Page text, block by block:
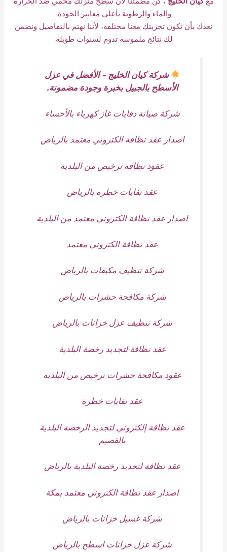
والماء والرطوبة بأعلى معايير الجودة.
نعدك بأن تكون تجربتك معنا مختلفة، لأننا نهتم بالتفاصيل ونضمن
لك نتائج ملموسة تدوم لسنوات طويلة.
شركة كيان الخليج – الأفضل في عزل
الأسطح بالجبيل بخبرة وجودة مضمونة.
شركة صيانة دفايات غاز كهرباء بالأحساء
اصدار عقد نظافة الكتروني معتمد بالرياض
عقود نظافة ترخيص من البلدية
عقد نفايات خطره بالرياض
اصدار عقد نظافة الكتروني معتمد من البلدية
عقد نظافة الكتروني معتمد
شركة تنظيف مكيفات بالرياض
شركة مكافحة حشرات بالرياض
شركة تنظيف عزل خزانات بالرياض
عقد نظافة لتجديد رخصة البلدية
عقود مكافحة حشرات ترخيص من البلدية
عقد نفايات خطرة
عقد نظافة إلكتروني لتجديد الرخصة البلدية
بالقصيم
عقد نظافة لتجديد رخصة البلدية بالرياض
اصدار عقد نظافة الكتروني معتمد بمكة
شركة غسيل خزانات بالرياض
شركة عزل خزانات اسطح بالرياض